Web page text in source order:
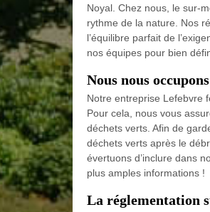
Noyal. Chez nous, le sur-
rythme de la nature. Nos
l’équilibre parfait de
nos équipes pour bien
Nous nous
Notre entreprise Lefebvre
Pour cela, nous vous
déchets verts. Afin de
déchets verts après le
évertuons d’inclure dans
plus amples informations !
La réglementation